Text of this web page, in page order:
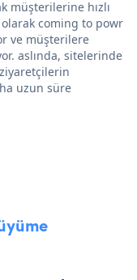
müşterilerine hızlı
coming to powr
ve müşterilere
aslında, sitelerinde
uzun süre